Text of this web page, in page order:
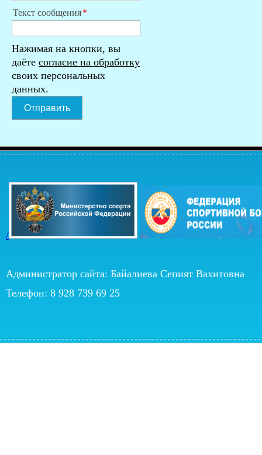
Текст сообщения
Нажимая на кнопки, вы
даёте согласие на обработку
своих персональных
данных.
Отправить
/
Администратор сайта: Байалиева Сепият Вахитовна
Телефон: 8 928 739 69 25